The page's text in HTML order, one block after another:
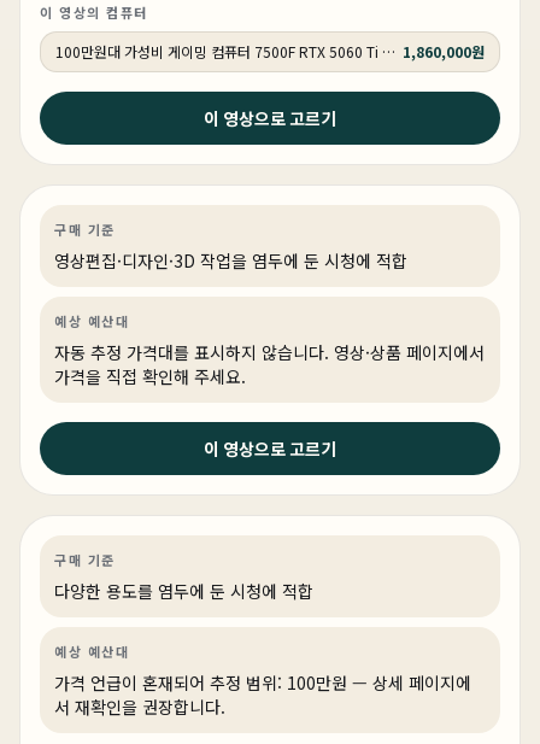
이 영상의 컴퓨터
100만원대 가성비 게이밍 컴퓨터 7500F RTX 5060 Ti GY184 QHD 리그오브레전드 300 프레임 , 배틀그라운드 160 프레임 1,860,000원
이 영상으로 고르기
영상편집·디자인
2026년 4월 10일
프리미어 애펙 영상 편집 PC CPU 반드시 ‘이걸‘로 사야하
는 이유
구매 기준
영상편집·디자인·3D 작업을 염두에 둔 시청에 적합
예상 예산대
자동 추정 가격대를 표시하지 않습니다. 영상·상품 페이지에서
가격을 직접 확인해 주세요.
이 영상으로 고르기
2026년 4월 9일
100만원대로 만들었는데 4K 4대 쌉가능한 주식용 컴퓨터
구매 기준
다양한 용도를 염두에 둔 시청에 적합
예상 예산대
가격 언급이 혼재되어 추정 범위: 100만원 — 상세 페이지에
서 재확인을 권장합니다.